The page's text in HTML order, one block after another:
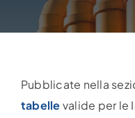
Pubblicate nella
tabellevalide per le